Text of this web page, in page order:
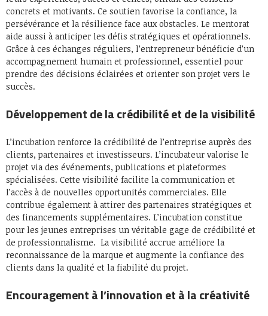
concrets et motivants. Ce soutien favorise la confiance, la
persévérance et la résilience face aux obstacles. Le mentorat
aide aussi à anticiper les défis stratégiques et opérationnels.
Grâce à ces échanges réguliers, l’entrepreneur bénéficie d’un
accompagnement humain et professionnel, essentiel pour
prendre des décisions éclairées et orienter son projet vers le
succès.
Développement de la crédibilité et de la visibilité
L’incubation renforce la crédibilité de l’entreprise auprès des
clients, partenaires et investisseurs. L’incubateur valorise le
projet via des événements, publications et plateformes
spécialisées. Cette visibilité facilite la communication et
l’accès à de nouvelles opportunités commerciales. Elle
contribue également à attirer des partenaires stratégiques et
des financements supplémentaires. L’incubation constitue
pour les jeunes entreprises un véritable gage de crédibilité et
de professionnalisme. La visibilité accrue améliore la
reconnaissance de la marque et augmente la confiance des
clients dans la qualité et la fiabilité du projet.
Encouragement à l’innovation et à la créativité